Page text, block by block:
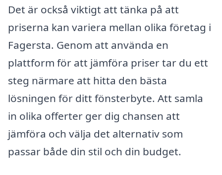
Det är också viktigt att tänka på att
priserna kan variera mellan olika företag i
Fagersta. Genom att använda en
plattform för att jämföra priser tar du ett
steg närmare att hitta den bästa
lösningen för ditt fönsterbyte. Att samla
in olika offerter ger dig chansen att
jämföra och välja det alternativ som
passar både din stil och din budget.